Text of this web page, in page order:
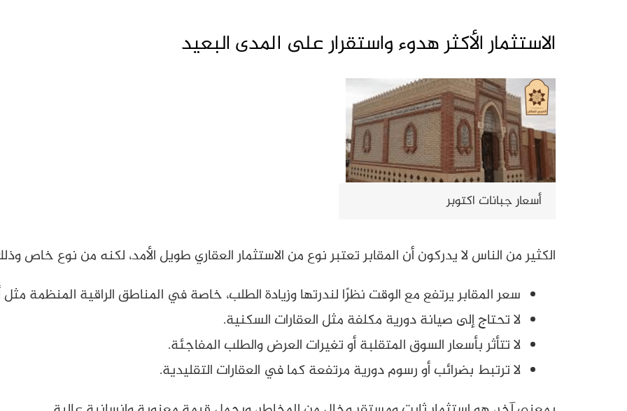
الاستثمار الأكثر هدوء واستقرار على المدى البعيد
أسعار جبانات اكتوبر
الكثير من الناس لا يدركون أن المقابر تعتبر نوع من الاستثمار العقاري طويل الأمد، لكنه من نوع خاص
سعر المقابر يرتفع مع الوقت نظرًا لندرتها وزيادة الطلب، خاصة في المناطق الراقية المنظمة مثل
لا تحتاج إلى صيانة دورية مكلفة مثل العقارات السكنية.
لا تتأثر بأسعار السوق المتقلبة أو تغيرات العرض والطلب المفاجئة.
لا ترتبط بضرائب أو رسوم دورية مرتفعة كما في العقارات التقليدية.